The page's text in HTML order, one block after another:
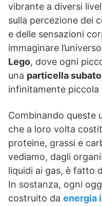
vibrante a diversi
sulla percezione dei
e delle sensazioni
immaginare
Lego, dove ogni
una particella
infinitamente piccola
Combinando queste
che a loro volta
proteine, grassi e
vediamo, dagli
liquidi ai gas, è fatto
In sostanza, ogni
costruito da energia